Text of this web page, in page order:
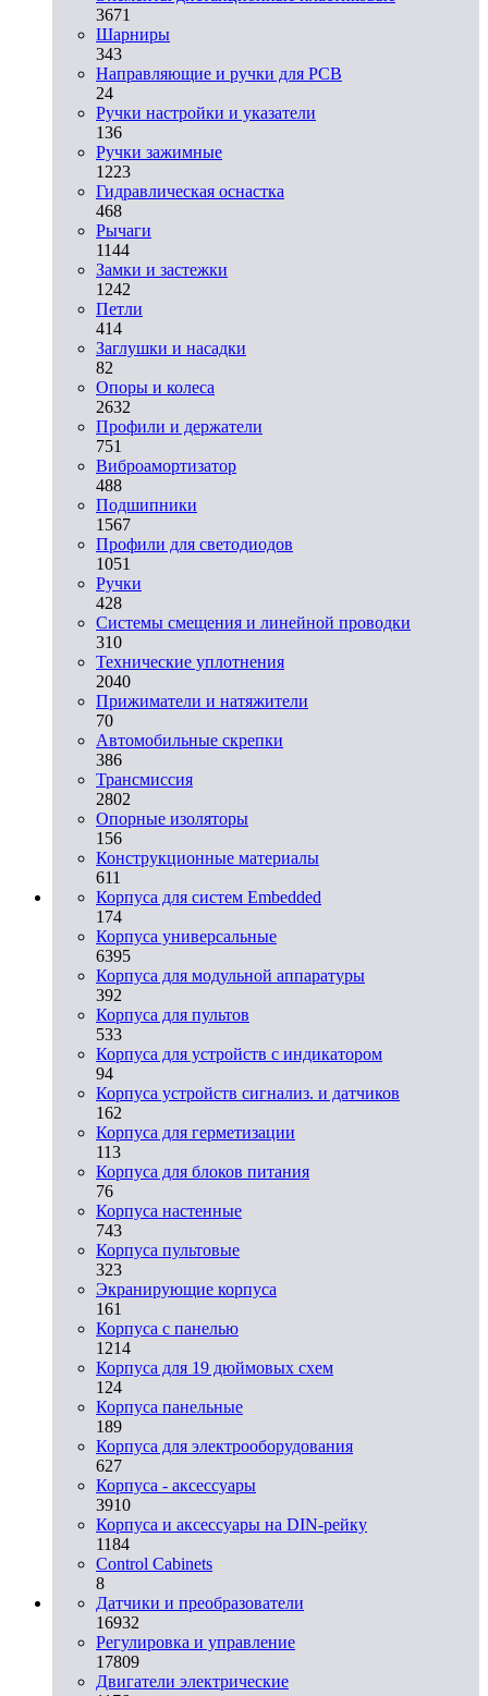
3671
Шарниры
343
Направляющие и ручки для PCB
24
Ручки настройки и указатели
136
Ручки зажимные
1223
Гидравлическая оснастка
468
Рычаги
1144
Замки и застежки
1242
Петли
414
Заглушки и насадки
82
Опоры и колеса
2632
Профили и держатели
751
Виброамортизатор
488
Подшипники
1567
Профили для светодиодов
1051
Ручки
428
Системы смещения и линейной проводки
310
Технические уплотнения
2040
Прижиматели и натяжители
70
Автомобильные скрепки
386
Трансмиссия
2802
Опорные изоляторы
156
Конструкционные материалы
611
Корпуса для систем Embedded
174
Корпуса универсальные
6395
Корпуса для модульной аппаратуры
392
Корпуса для пультов
533
Корпуса для устройств с индикатором
94
Корпуса устройств сигнализ. и датчиков
162
Корпуса для герметизации
113
Корпуса для блоков питания
76
Корпуса настенные
743
Корпуса пультовые
323
Экранирующие корпуса
161
Корпуса с панелью
1214
Корпуса для 19 дюймовых схем
124
Корпуса панельные
189
Корпуса для электрооборудования
627
Корпуса - аксессуары
3910
Корпуса и аксессуары на DIN-рейку
1184
Control Cabinets
8
Датчики и преобразователи
16932
Регулировка и управление
17809
Двигатели электрические